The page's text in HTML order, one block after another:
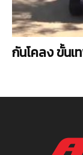
กันโคลง ขั้นเ